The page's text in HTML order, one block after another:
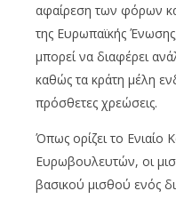
αφαίρεση των φόρων
της Ευρωπαϊκής
μπορεί να διαφέρει
καθώς τα κράτη μέλη
πρόσθετες χρεώσεις.
Όπως ορίζει το Ενιαίο
Ευρωβουλευτών, οι
βασικού μισθού ενός